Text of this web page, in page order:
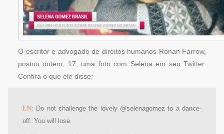
O escritor e advogado de direitos humanos Ronan Farrow,
postou ontem, 17, uma foto com Selena em seu Twitter.
Confira o que ele disse:
EN: Do not challenge the lovely @selenagomez to a dance-
off. You will lose.